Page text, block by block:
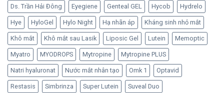
Đức
Ds. Trần Hải Đông Eyegiene Genteal GEL Hycob Hydrelo
Hye HyloGel Hylo Night Hạ nhãn áp Kháng sinh nhỏ mắt
Khô mắt Khô mắt sau Lasik Liposic Gel Lutein Memoptic
Myatro MYODROPS Mytropine Mytropine PLUS
Natri hyaluronat Nước mắt nhân tạo Omk 1 Optavid
Restasis Simbrinza Super Lutein Suveal Duo